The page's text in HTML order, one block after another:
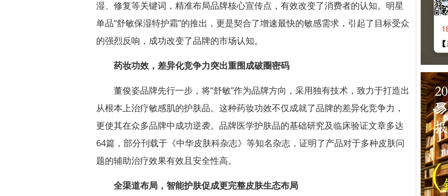
湿、修复等关键词，精准布局品牌核心宣传点，有效改变了消费者的认知。明星
单品“舒敏保湿特护霜”的推出，更是契合了增速最快的敏感需求，引起了目标受众
的强烈反响，成功改变了品牌的市场认知。
药妆功效，差异化竞争力突出重围成破圈密码
董俊姿品牌先行一步，将“舒敏”作为品牌方向，采用独有技术，致力于打造出
从根本上治疗敏感肌的护肤品。这种药妆功效不仅成就了品牌的差异化竞争力，
更使其在众多品牌中成功逆袭。品牌医学护肤品的基础研究及临床验证文章多达
64篇，部分刊载于《中华皮肤科杂志》等知名杂志，证明了产品对于多种皮肤问
题的辅助治疗效果有效且安全性高。
全渠道布局，智能护肤促成更完整皮肤生态布局